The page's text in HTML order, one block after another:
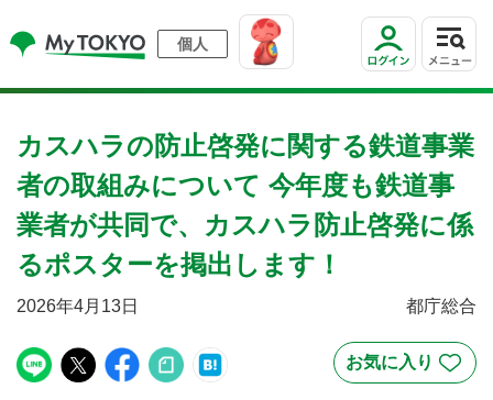
個人
カスハラの防止啓発に関する鉄道事業
者の取組みについて 今年度も鉄道事
業者が共同で、カスハラ防止啓発に係
るポスターを掲出します！
2026年4月13日 都庁総合